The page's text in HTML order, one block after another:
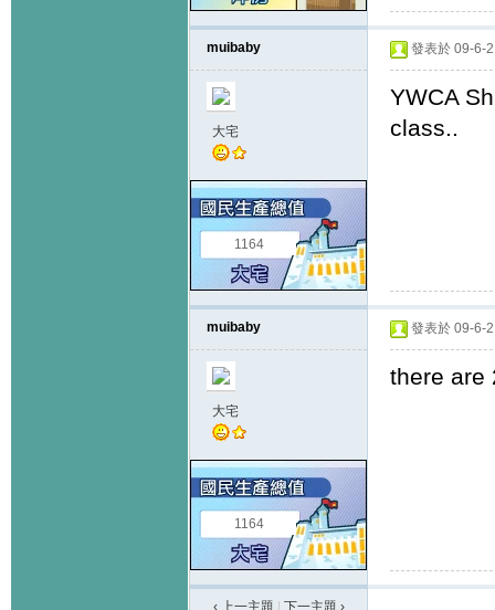
muibaby
大宅
1164
發表於 09-6-
YWCA
class..
muibaby
大宅
1164
發表於 09-6-
there are
‹ 上一主題 下一主題 ›